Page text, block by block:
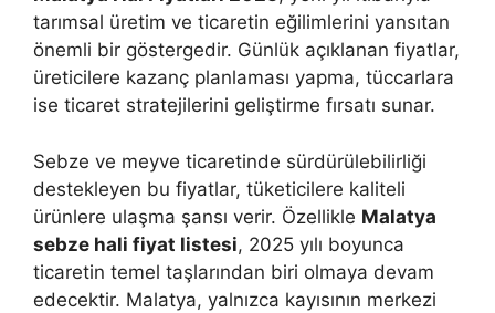
tarımsal üretim ve ticaretin eğilimlerini yansıtan
önemli bir göstergedir. Günlük açıklanan fiyatlar,
üreticilere kazanç planlaması yapma, tüccarlara
ise ticaret stratejilerini geliştirme fırsatı sunar.
Sebze ve meyve ticaretinde sürdürülebilirliği
destekleyen bu fiyatlar, tüketicilere kaliteli
ürünlere ulaşma şansı verir. Özellikle Malatya
sebze hali fiyat listesi, 2025 yılı boyunca
ticaretin temel taşlarından biri olmaya devam
edecektir. Malatya, yalnızca kayısının merkezi